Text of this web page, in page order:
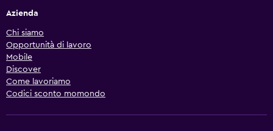
Azienda
Chi siamo
Opportunità di lavoro
Mobile
Discover
Come lavoriamo
Codici sconto momondo